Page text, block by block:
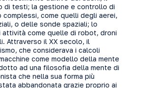
di testi; la gestione e controllo di
complessi, come quelli degli aerei,
o delle sonde spaziali; lo
attività come quelle di robot, droni
Attraverso il XX secolo, il
che considerava i calcoli
come modello della mente
ad una filosofia della mente di
che nella sua forma più
abbandonata grazie proprio ai